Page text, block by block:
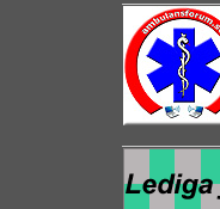
Hoppa till huvudinnehåll